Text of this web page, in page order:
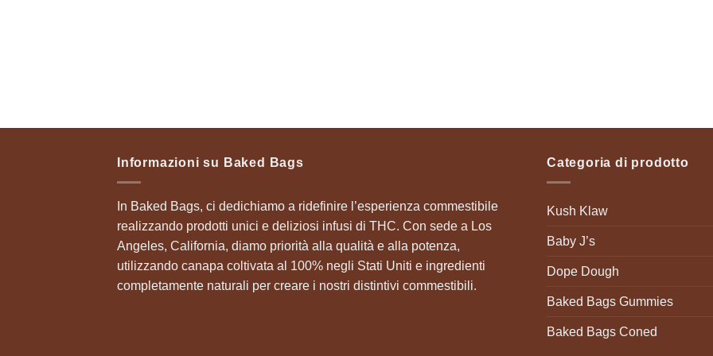
Informazioni su Baked Bags
​In Baked Bags, ci dedichiamo a ridefinire l’esperienza commestibile
realizzando prodotti unici e deliziosi infusi di THC. Con sede a Los
Angeles, California, diamo priorità alla qualità e alla potenza,
utilizzando canapa coltivata al 100% negli Stati Uniti e ingredienti
completamente naturali per creare i nostri distintivi commestibili. ​
Categoria di prodotto
Kush Klaw
Baby J’s
Dope Dough
Baked Bags Gummies
Baked Bags Coned